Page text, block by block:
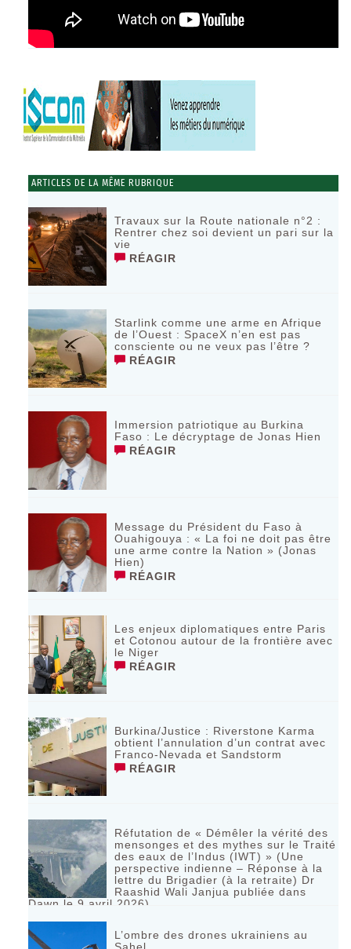
ARTICLES DE LA MÊME RUBRIQUE
Travaux sur la Route nationale n°2 :
Rentrer chez soi devient un pari sur la
vie
RÉAGIR
Starlink comme une arme en Afrique
de l’Ouest : SpaceX n’en est pas
consciente ou ne veux pas l’être ?
RÉAGIR
Immersion patriotique au Burkina
Faso : Le décryptage de Jonas Hien
RÉAGIR
Message du Président du Faso à
Ouahigouya : « La foi ne doit pas être
une arme contre la Nation » (Jonas
Hien)
RÉAGIR
Les enjeux diplomatiques entre Paris
et Cotonou autour de la frontière avec
le Niger
RÉAGIR
Burkina/Justice : Riverstone Karma
obtient l’annulation d’un contrat avec
Franco-Nevada et Sandstorm
RÉAGIR
Réfutation de « Démêler la vérité des
mensonges et des mythes sur le Traité
des eaux de l’Indus (IWT) » (Une
perspective indienne – Réponse à la
lettre du Brigadier (à la retraite) Dr
Raashid Wali Janjua publiée dans
Dawn le 9 avril 2026)
L’ombre des drones ukrainiens au
Sahel